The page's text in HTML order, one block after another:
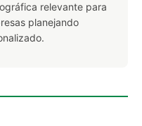
relevante para
planejando